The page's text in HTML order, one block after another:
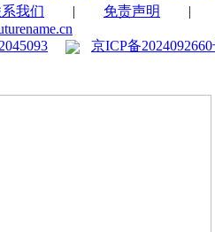
我们 | 免责声明 |
京ICP备